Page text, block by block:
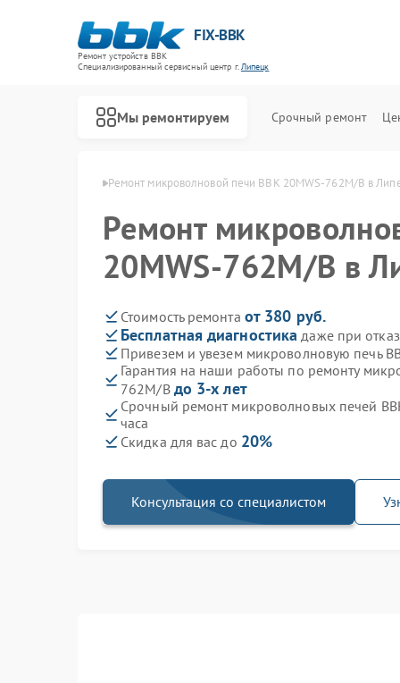
FIX-BBK
Ремонт устройств BBK
Специализированный cервисный центр г.Липецк
Мы ремонтируем Срочный ремонт
Ремонт микроволновой печи BBK 20MWS-762M/B в
Ремонт
20MWS-762M/B в
Стоимость ремонта от 380 руб.
Бесплатная диагностика даже при
Привезем и увезем микроволновую печь
Гарантия на наши работы по ремонту
762M/B до 3-х лет
Срочный ремонт микроволновых печей
часа
Скидка для вас до 20%
Консультация со специалистом